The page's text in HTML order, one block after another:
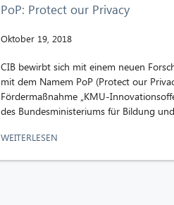
PoP: Protect our Privacy
Oktober 19, 2018
CIB bewirbt sich mit einem neuen
mit dem Namem PoP (Protect our
Fördermaßnahme „KMU-
des Bundesministeriums für Bildung und
WEITERLESEN